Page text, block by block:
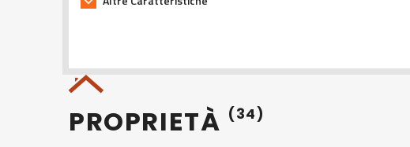
PROPRIETÀ (34)